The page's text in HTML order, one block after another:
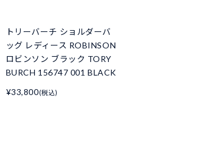
トリーバーチ ショルダーバ
ッグ レディース ROBINSON
ロビンソン ブラック TORY
BURCH 156747 001 BLACK
¥33,800(税込)